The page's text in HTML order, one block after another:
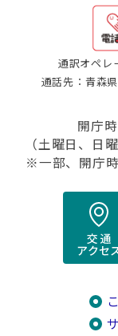
通訳オペレ
通話先：青森
開庁
（土曜日、日
※一部、開庁